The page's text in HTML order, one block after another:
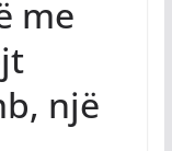
me
një